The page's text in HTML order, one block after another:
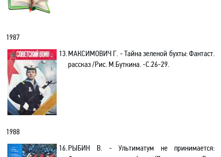
1987
13.МАКСИМОВИЧ Г. - Тайна зеленой бухты: Фантаст.
рассказ /Рис. М.Буткина. -C.26-29.
1988
16.РЫБИН В. - Ультиматум не принимается: